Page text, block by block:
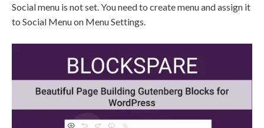
Social menu is not set. You need to create menu and assign it
to Social Menu on Menu Settings.